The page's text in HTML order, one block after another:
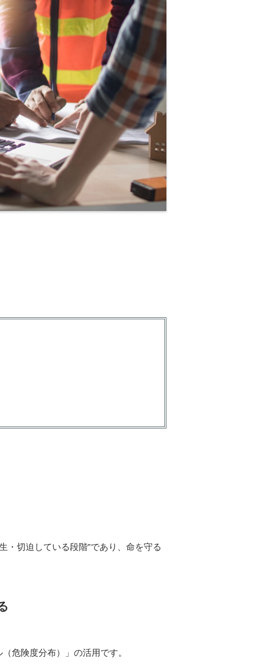
・切迫している段階”であり、命を守る
危険度分布）」の活用です。